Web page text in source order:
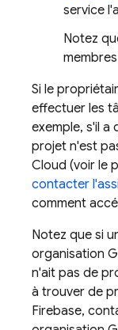
service
Notez
Si le
effectuer les
exemple, s'il
projet n'est
Cloud (voir le
contacter
comment
Notez que si
organisation
n'ait pas de
à trouver de
Firebase,